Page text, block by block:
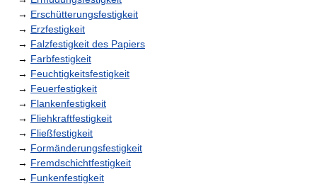
→ Erschütterungsfestigkeit
→ Erzfestigkeit
→ Falzfestigkeit des Papiers
→ Farbfestigkeit
→ Feuchtigkeitsfestigkeit
→ Feuerfestigkeit
→ Flankenfestigkeit
→ Fliehkraftfestigkeit
→ Fließfestigkeit
→ Formänderungsfestigkeit
→ Fremdschichtfestigkeit
→ Funkenfestigkeit